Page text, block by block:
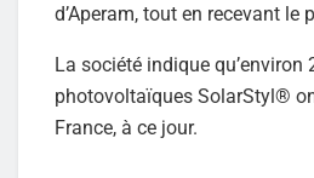
d’Aperam, tout en recevant le
La société indique qu’environ
photovoltaïques SolarStyl®
France, à ce jour.